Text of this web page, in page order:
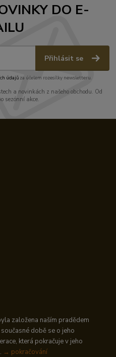
DO E-
Přihlásit se
údajůza účelem rozesílky newsletteru.
a novinkách z našeho obchodu. Od
sezónní akce.
založena naším pradědem
době se o jeho
která pokračuje v jeho
→ pokračování